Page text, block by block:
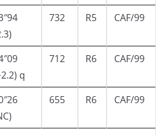
732 R5 CAF/99
q
712 R6 CAF/99
655 R6 CAF/99